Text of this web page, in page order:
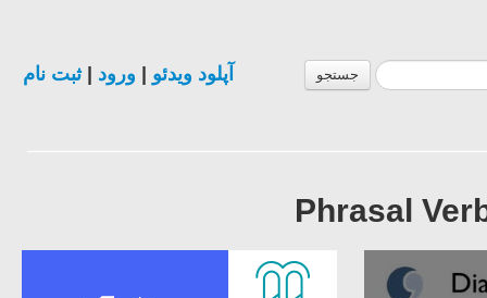
جستجو آپلود ویدئو ورود |ثبت نام
Phrasal